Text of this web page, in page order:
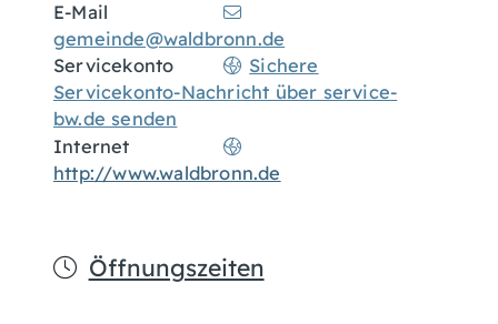
E-Mail
gemeinde@waldbronn.de
Servicekonto
Sichere
Servicekonto-Nachricht über service-
bw.de senden
Internet
http://www.waldbronn.de
Öffnungszeiten